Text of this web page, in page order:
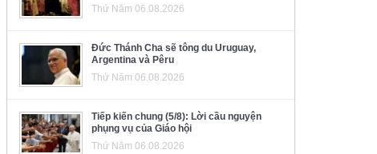
Thứ Năm 06.08.2026
Đức Thánh Cha sẽ tông du Uruguay,
Argentina và Pêru
Thứ Năm 06.08.2026
Tiếp kiến chung (5/8): Lời cầu nguyện
phụng vụ của Giáo hội
Thứ Năm 06.08.2026